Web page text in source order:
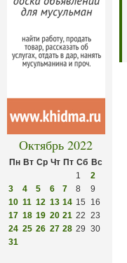
Октябрь 2022
Пн Вт Ср Чт Пт Сб Вс
1
2
3
4 5 6 7 8
9
10 11 12 13 14 15
16
17 18 19 20 21 22 23
24 25 26 27 28 29 30
31